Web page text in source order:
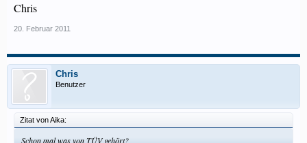
Chris
20. Februar 2011
Chris
Benutzer
Zitat von Aika:
Schon mal was von TÜV gehört?